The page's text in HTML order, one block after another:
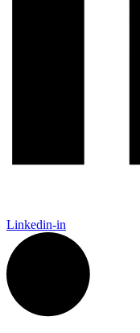
Linkedin-in